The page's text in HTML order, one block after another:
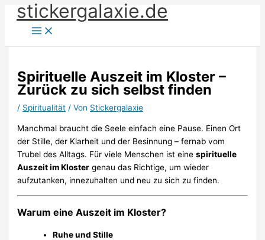
Zum
Inhalt
springen
stickergalaxie.de
Spirituelle Auszeit im Kloster –
Zurück zu sich selbst finden
/ Spiritualität / Von Stickergalaxie
Manchmal braucht die Seele einfach eine Pause. Einen Ort
der Stille, der Klarheit und der Besinnung – fernab vom
Trubel des Alltags. Für viele Menschen ist einespirituelle
Auszeit im Kloster genau das Richtige, um wieder
aufzutanken, innezuhalten und neu zu sich zu finden.
Warum eine Auszeit im Kloster?
Ruhe und Stille